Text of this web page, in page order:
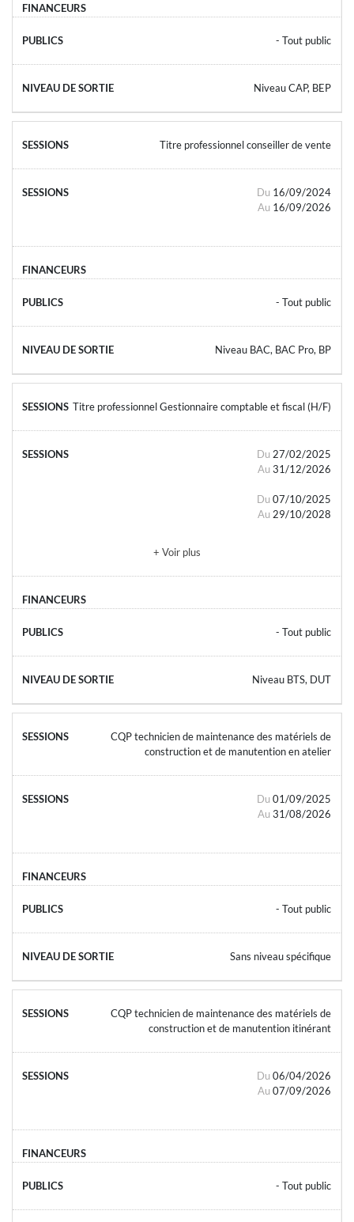
- Tout public
Niveau CAP, BEP
Titre professionnel conseiller de vente
Du 16/09/2024
Au 16/09/2026
- Tout public
Niveau BAC, BAC Pro, BP
Titre professionnel Gestionnaire comptable et fiscal (H/F)
Du 27/02/2025
Au 31/12/2026
Du 07/10/2025
Au 29/10/2028
+ Voir plus
- Tout public
Niveau BTS, DUT
CQP technicien de maintenance des matériels de
construction et de manutention en atelier
Du 01/09/2025
Au 31/08/2026
- Tout public
Sans niveau spécifique
CQP technicien de maintenance des matériels de
construction et de manutention itinérant
Du 06/04/2026
Au 07/09/2026
- Tout public